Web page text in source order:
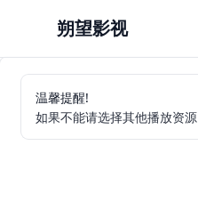
朔望影视
温馨提醒!
如果不能请选择其他播放资源